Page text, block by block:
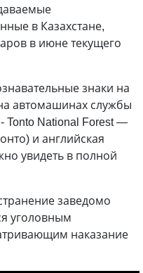
в Казахстане,
в июне текущего
знаки на
автомашинах службы
Tonto National Forest —
и английская
увидеть в полной
заведомо
уголовным
наказание